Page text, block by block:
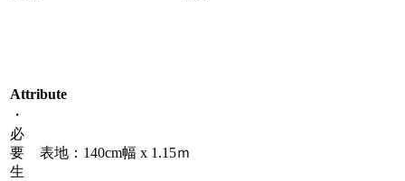
Attribute
・
必
要
生
表地：140cm幅 x 1.15ｍ